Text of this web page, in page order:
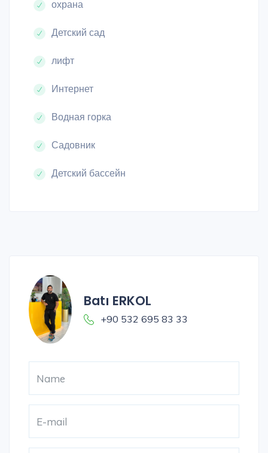
охрана
Детский сад
лифт
Интернет
Водная горка
Садовник
Детский бассейн
Batı ERKOL
+90 532 695 83 33